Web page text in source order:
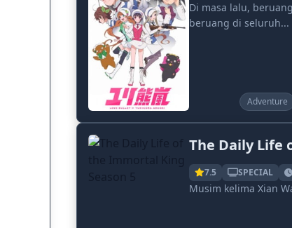
Di masa lalu,
beruang di seluruh...
Adventure
The Daily Life
7.5 SPECIAL
Musim kelima Xian